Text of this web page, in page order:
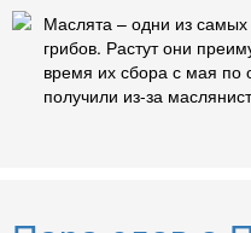
Маслята – одни из
грибов. Растут они
время их сбора с мая по
получили из-за